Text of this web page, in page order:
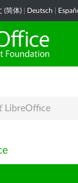
(简体) Deutsch
LibreOffice